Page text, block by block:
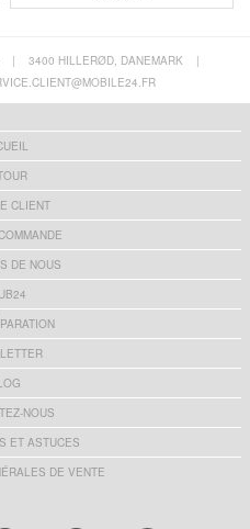
| 3400 HILLERØD, DANEMARK
|
CLIENT
DE NOUS
NOUS
ET ASTUCES
DE VENTE